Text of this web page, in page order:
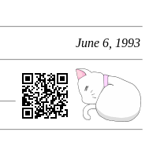
June 6, 1993